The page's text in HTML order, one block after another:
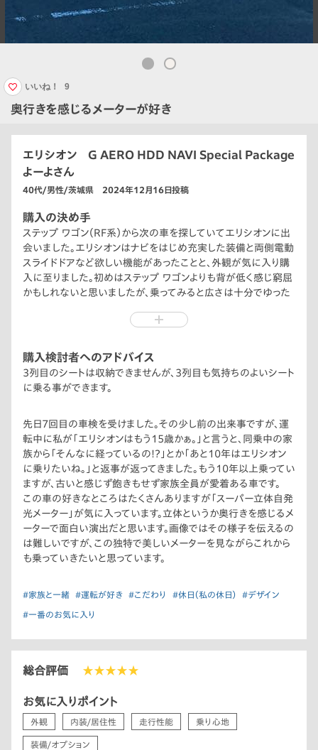
奥行きを感じるメーターが好き
いいね！ 9
エリシオン G AERO HDD NAVI Special Package
よーよさん
40代/男性/茨城県 2024年12月16日投稿
購入の決め手
ステップ ワゴン（RF系）から次の車を探していてエリシオンに出
会いました。エリシオンはナビをはじめ充実した装備と両側電動
スライドドアなど欲しい機能があったことと、外観が気に入り購
入に至りました。初めはステップ ワゴンよりも背が低く感じ窮屈
かもしれないと思いましたが、乗ってみると広さは十分でゆった
購入検討者へのアドバイス
3列目のシートは収納できませんが、3列目も気持ちのよいシート
に乗る事ができます。
先日7回目の車検を受けました。その少し前の出来事ですが、運
転中に私が「エリシオンはもう15歳かぁ。」と言うと、同乗中の家
族から「そんなに経っているの!?」とか「あと10年はエリシオン
に乗りたいね。」と返事が返ってきました。もう10年以上乗ってい
ますが、古いと感じず飽きもせず家族全員が愛着ある車です。
この車の好きなところはたくさんありますが「スーパー立体自発
光メーター」が気に入っています。立体というか奥行きを感じるメ
ーターで面白い演出だと思います。画像ではその様子を伝えるの
は難しいですが、この独特で美しいメーターを見ながらこれから
も乗っていきたいと思っています。
#家族と一緒 #運転が好き #こだわり #休日（私の休日） #デザイン
#一番のお気に入り
総合評価 ★★★★★
お気に入りポイント
外観 内装/居住性 走行性能 乗り心地
装備/オプション